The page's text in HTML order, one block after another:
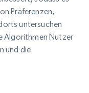
Präferenzen,
untersuchen
Algorithmen Nutzer
und die